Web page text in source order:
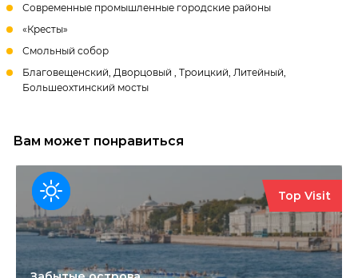
Современные промышленные городские районы
«Кресты»
Смольный собор
Благовещенский, Дворцовый , Троицкий, Литейный,
Большеохтинский мосты
Вам может понравиться
Top Visit